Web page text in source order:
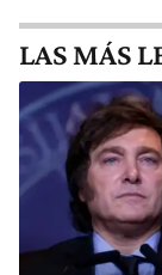
LAS MÁS